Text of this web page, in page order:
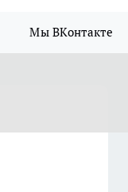
Мы ВКонтакте